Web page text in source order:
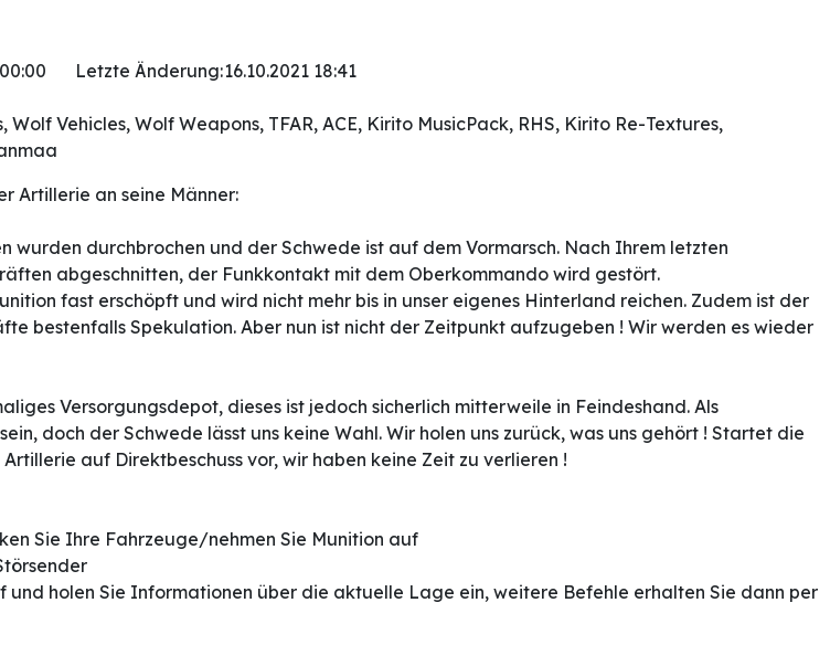
Letzte Änderung:16.10.2021 18:41
Vehicles, Wolf Weapons, TFAR, ACE, Kirito MusicPack, RHS, Kirito Re-Textures,
Artillerie an seine Männer:
wurden durchbrochen und der Schwede ist auf dem Vormarsch. Nach Ihrem letzten
abgeschnitten, der Funkkontakt mit dem Oberkommando wird gestört.
fast erschöpft und wird nicht mehr bis in unser eigenes Hinterland reichen. Zudem ist der
bestenfalls Spekulation. Aber nun ist nicht der Zeitpunkt aufzugeben ! Wir werden es wieder
Versorgungsdepot, dieses ist jedoch sicherlich mitterweile in Feindeshand. Als
doch der Schwede lässt uns keine Wahl. Wir holen uns zurück, was uns gehört ! Startet die
auf Direktbeschuss vor, wir haben keine Zeit zu verlieren !
Sie Ihre Fahrzeuge/nehmen Sie Munition auf
und holen Sie Informationen über die aktuelle Lage ein, weitere Befehle erhalten Sie dann per